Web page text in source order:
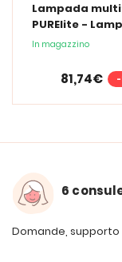
Lampada
PURElite -
lente
In magazzino
81,74€ -
6
Domande, supporto